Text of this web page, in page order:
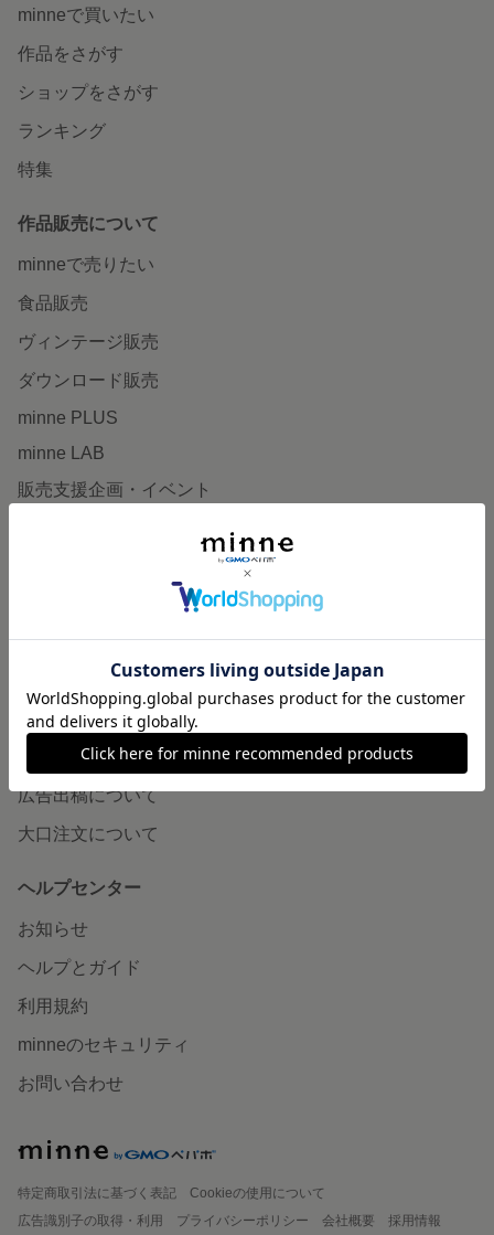
minneで買いたい
作品をさがす
ショップをさがす
ランキング
特集
作品販売について
minneで売りたい
食品販売
ヴィンテージ販売
ダウンロード販売
minne PLUS
minne LAB
販売支援企画・イベント
minneとものづくりと
minneの本
企業の方へ
広告出稿について
大口注文について
ヘルプセンター
お知らせ
ヘルプとガイド
利用規約
minneのセキュリティ
お問い合わせ
特定商取引法に基づく表記
Cookieの使用について
広告識別子の取得・利用
プライバシーポリシー 会社概要
採用情報